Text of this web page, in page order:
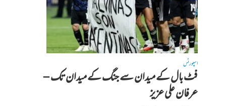
اسپورٹس
فٹ بال کے میدان سے جنگ کے میدان تک –
عرفان علی عزیز